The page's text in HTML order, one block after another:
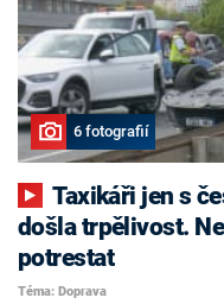
6 fotografií
Taxikáři jen s českým řidičákem? Městům
došla trpělivost.
potrestat
Téma: Doprava